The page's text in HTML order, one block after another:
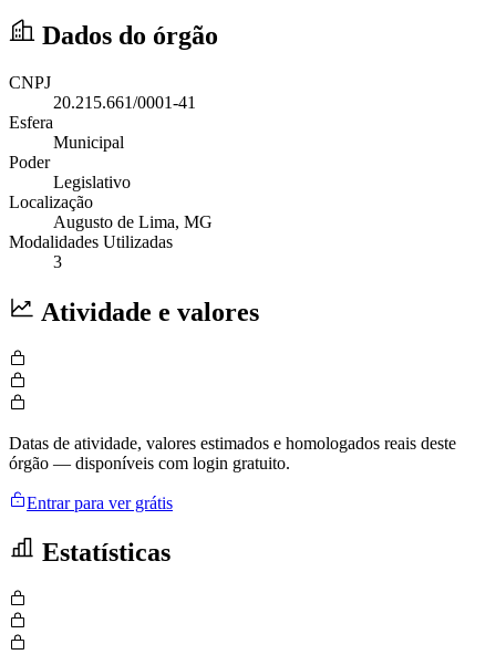
Dados do órgão
CNPJ
20.215.661/0001-41
Esfera
Municipal
Poder
Legislativo
Localização
Augusto de Lima, MG
Modalidades Utilizadas
3
Atividade e valores
Datas de atividade, valores estimados e homologados reais deste
órgão — disponíveis com login gratuito.
Entrar para ver grátis
Estatísticas